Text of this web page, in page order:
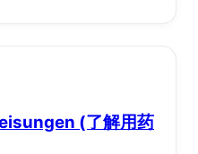
(了解用药